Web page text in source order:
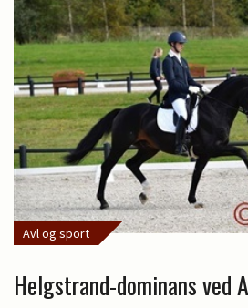
Avl og sport
Helgstrand-dominans ved